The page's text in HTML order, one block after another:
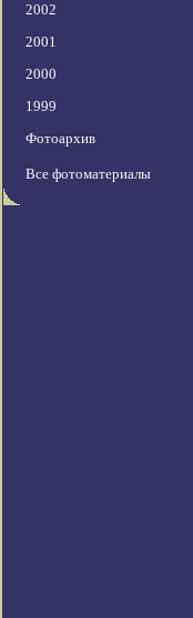
2002
2001
2000
1999
Фотоархив
Все фотоматериалы